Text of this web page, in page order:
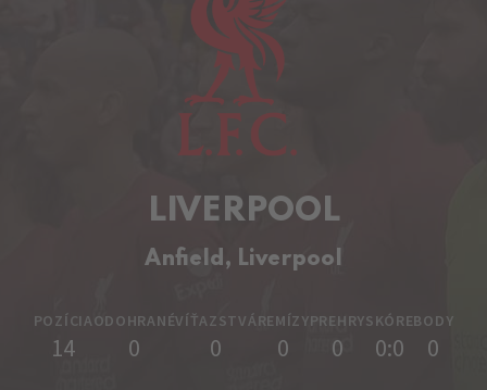
LIVERPOOL
Anfield, Liverpool
POZÍCIA
14
ODOHRANÉ
0
VÍŤAZSTVÁ
0
REMÍZY
0
PREHRY
0
SKÓRE
0:0
BODY
0